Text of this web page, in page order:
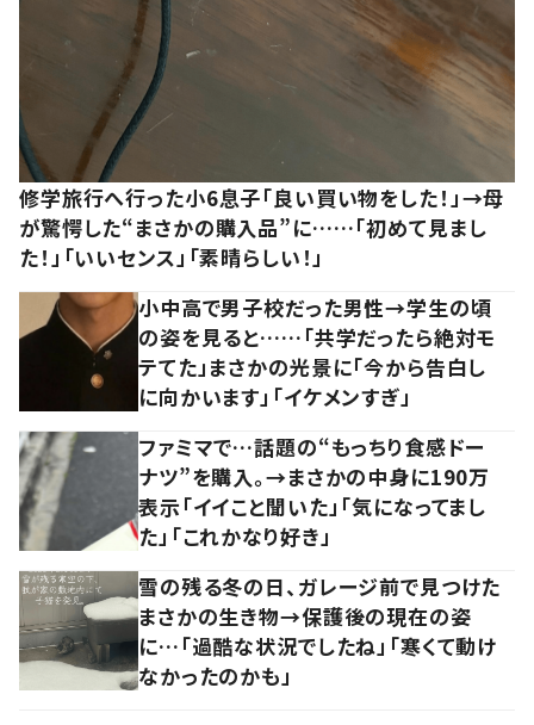
修学旅行へ行った小6息子「良い買い物をした！」→母
が驚愕した“まさかの購入品”に……「初めて見まし
た！」「いいセンス」「素晴らしい！」
小中高で男子校だった男性→学生の頃
の姿を見ると……「共学だったら絶対モ
テてた」まさかの光景に「今から告白し
に向かいます」「イケメンすぎ」
ファミマで…話題の“もっちり食感ドー
ナツ”を購入。→まさかの中身に190万
表示「イイこと聞いた」「気になってまし
た」「これかなり好き」
雪の残る冬の日、ガレージ前で見つけた
まさかの生き物→保護後の現在の姿
に…「過酷な状況でしたね」「寒くて動け
なかったのかも」